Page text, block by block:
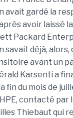
avait gardé la
avoir laissé
Packard
savait déjà, alors,
avant un
Karsenti a
fin du mois de
contacté par
Thiebaut qui